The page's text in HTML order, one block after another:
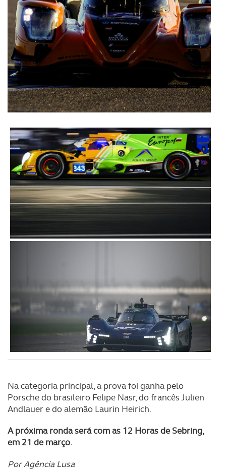
utilização do nosso site de publicidade e de análise, com
parceiros e organizações na UE e em países terceiros.
O ACP garantirá que as transferências internacionais de
dados pessoais serão realizadas apenas com o seu
consentimento e quando tal se afigure estritamente
necessário no contexto dos serviços a prestar.
Realçamos que o bloqueio de certo tipo de Cookies e
tecnologias similares pode ter impacto na sua
disponibilizados.
Consulte a política de cookies do site.
Na categoria principal, a prova foi ganha pelo
Porsche do brasileiro Felipe Nasr, do francês Julien
Andlauer e do alemão Laurin Heirich.
A próxima ronda será com as 12 Horas de Sebring,
em 21 de março.
Por Agência Lusa